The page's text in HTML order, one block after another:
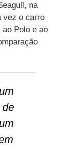
na
vez o carro
Polo e ao